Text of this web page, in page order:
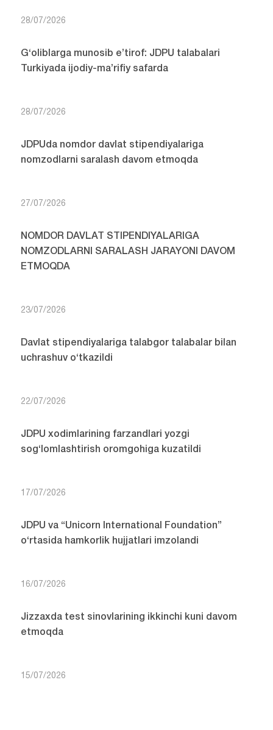
28/07/2026
G‘oliblarga munosib e’tirof: JDPU talabalari
Turkiyada ijodiy-ma’rifiy safarda
28/07/2026
JDPUda nomdor davlat stipendiyalariga
nomzodlarni saralash davom etmoqda
27/07/2026
NOMDOR DAVLAT STIPENDIYALARIGA
NOMZODLARNI SARALASH JARAYONI DAVOM
ETMOQDA
23/07/2026
Davlat stipendiyalariga talabgor talabalar bilan
uchrashuv o‘tkazildi
22/07/2026
JDPU xodimlarining farzandlari yozgi
sog‘lomlashtirish oromgohiga kuzatildi
17/07/2026
JDPU va “Unicorn International Foundation”
o‘rtasida hamkorlik hujjatlari imzolandi
16/07/2026
Jizzaxda test sinovlarining ikkinchi kuni davom
etmoqda
15/07/2026